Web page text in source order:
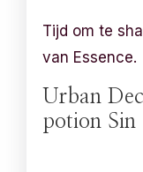
Tijd om te
van Essence.
Urban
potion Sin